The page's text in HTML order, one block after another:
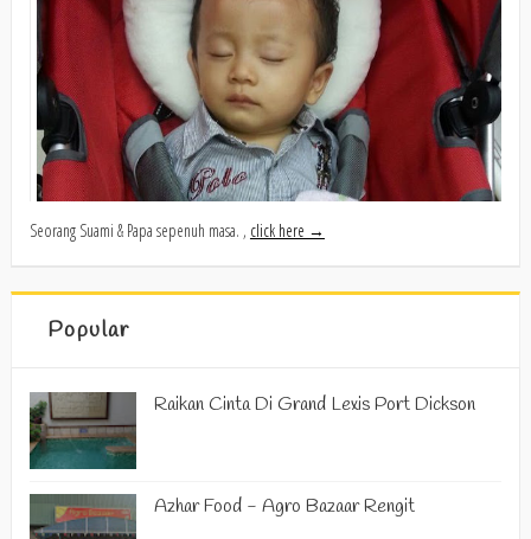
Seorang Suami & Papa sepenuh masa. , click here →
Popular
Raikan Cinta Di Grand Lexis Port Dickson
Azhar Food - Agro Bazaar Rengit